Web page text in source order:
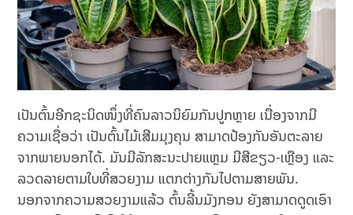
ເປັນຕົ້ນອີກຊະນິດໜຶ່ງທີ່ຄົນລາວນິຍົມກັນປູກຫຼາຍ ເນື່ອງຈາກມີ
ຄວາມເຊື່ອວ່າ ເປັນຕົ້ນໄມ້ເສີມມຸງຄຸນ ສາມາດປ້ອງກັນອັນຕະລາຍ
ຈາກພາຍນອກໄດ້. ມັນມີລັກສະນະປາຍແຫຼມ ມີສີຂຽວ-ເຫຼືອງ ແລະ
ລວດລາຍຕາມໃບທີ່ສວຍງາມ ແຕກຕ່າງກັນໄປຕາມສາຍພັນ.
ນອກຈາກຄວາມສວຍງາມແລ້ວ ຕົ້ນລີ້ນມັງກອນ ຍັງສາມາດດູດເອົາ